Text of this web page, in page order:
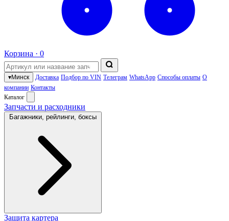
Корзина · 0
▾Минск Доставка Подбор по VIN Телеграм WhatsApp Способы оплаты О
компании Контакты
Каталог
Запчасти и расходники
Багажники, рейлинги, боксы
Защита картера